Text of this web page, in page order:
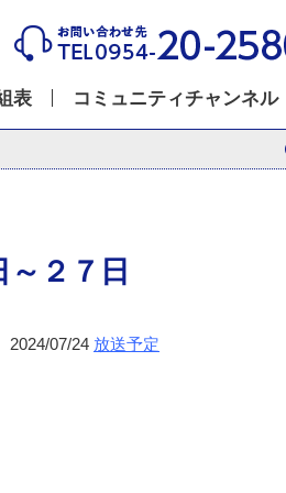
表 コミュニティチャンネル
２７日
2024/07/24 放送予定